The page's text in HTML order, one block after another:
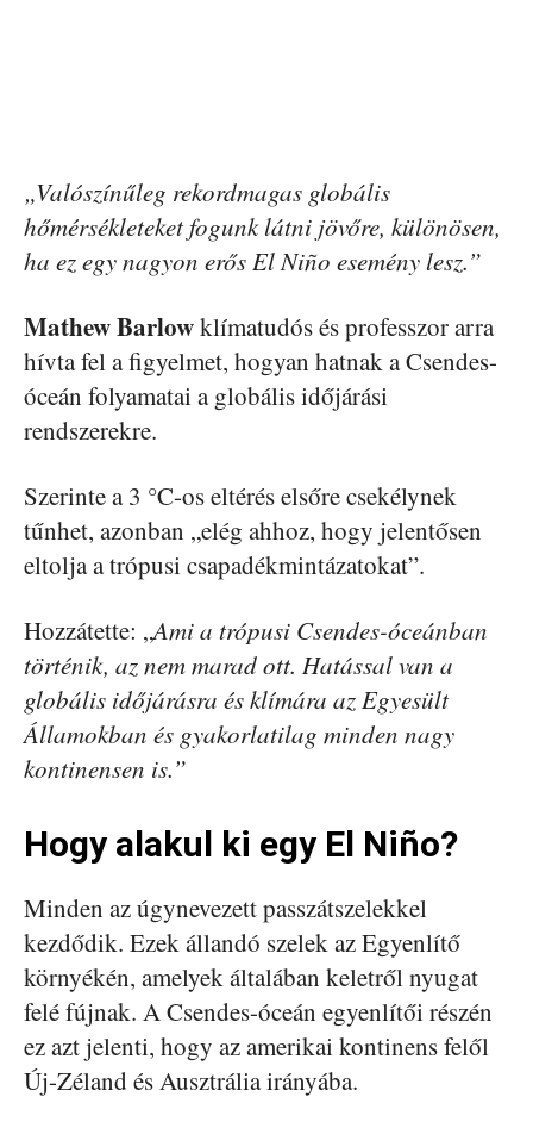
„Valószínűleg rekordmagas globális
hőmérsékleteket fogunk látni jövőre, különösen,
ha ez egy nagyon erős El Niño esemény lesz.”
Mathew Barlowklímatudós és professzor arra
hívta fel a figyelmet, hogyan hatnak a Csendes-
óceán folyamatai a globális időjárási
rendszerekre.
Szerinte a 3 °C-os eltérés elsőre csekélynek
tűnhet, azonban „elég ahhoz, hogy jelentősen
eltolja a trópusi csapadékmintázatokat”.
Hozzátette: „Ami a trópusi Csendes-óceánban
történik, az nem marad ott. Hatással van a
globális időjárásra és klímára az Egyesült
Államokban és gyakorlatilag minden nagy
kontinensen is.”
Hogy alakul ki egy El Niño?
Minden az úgynevezett passzátszelekkel
kezdődik. Ezek állandó szelek az Egyenlítő
környékén, amelyek általában keletről nyugat
felé fújnak. A Csendes-óceán egyenlítői részén
ez azt jelenti, hogy az amerikai kontinens felől
Új-Zéland és Ausztrália irányába.